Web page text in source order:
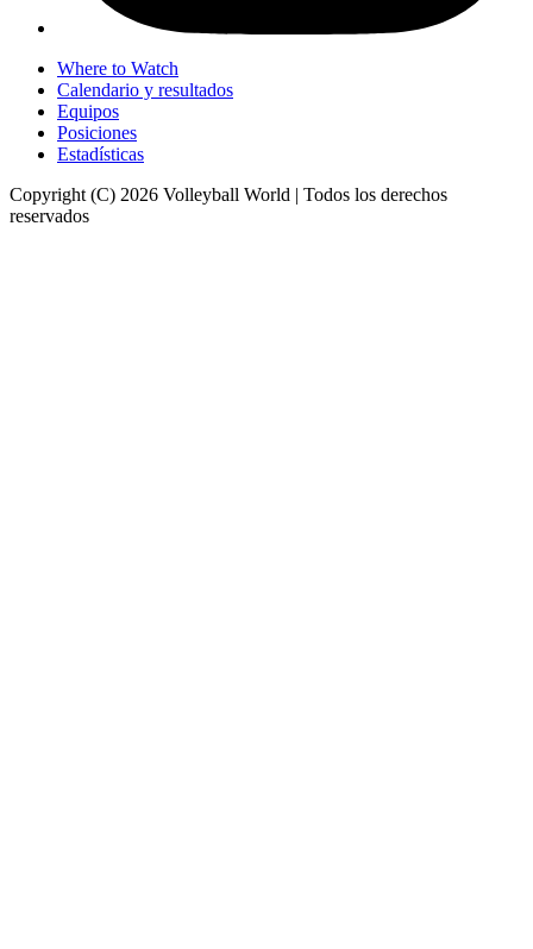
Where to Watch
Calendario y resultados
Equipos
Posiciones
Estadísticas
Copyright (C) 2026 Volleyball World | Todos los derechos
reservados